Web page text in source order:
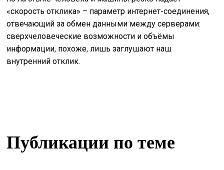
«скорость отклика» – параметр интернет-соединения,
отвечающий за обмен данными между серверами:
сверхчеловеческие возможности и объёмы
информации, похоже, лишь заглушают наш
внутренний отклик.
Публикации по теме